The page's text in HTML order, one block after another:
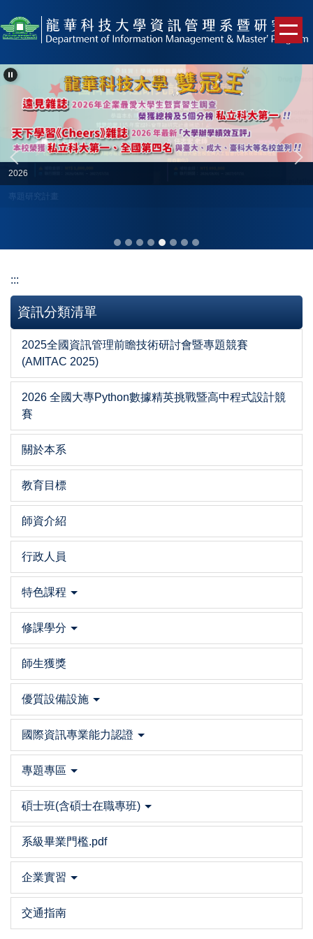
到
內
專題研究計畫
2026
:::
資訊分類清單
2025全國資訊管理前瞻技術研討會暨專題競賽
(AMITAC 2025)
2026 全國大專Python數據精英挑戰暨高中程式設計競
賽
關於本系
教育目標
師資介紹
行政人員
特色課程
修課學分
師生獲獎
優質設備設施
國際資訊專業能力認證
專題專區
碩士班(含碩士在職專班)
系級畢業門檻.pdf
企業實習
交通指南